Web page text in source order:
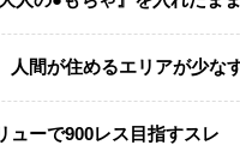
間が住めるエリアが少なすぎる
ューで900レス目指すスレ